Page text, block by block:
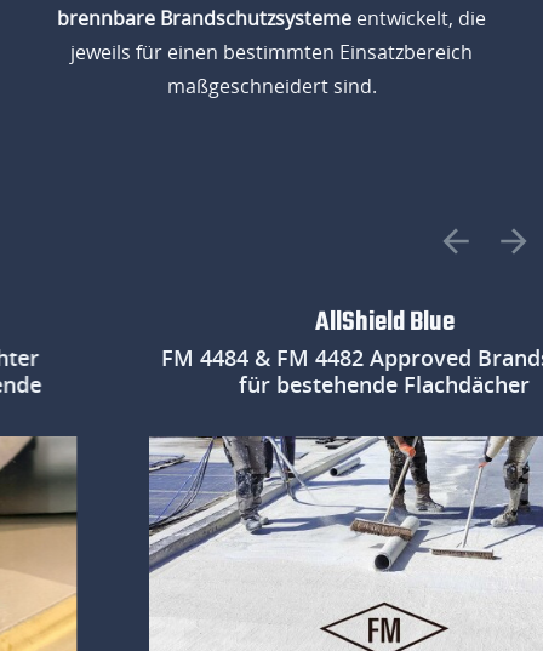
brennbare Brandschutzsysteme entwickelt, die
jeweils für einen bestimmten Einsatzbereich
maßgeschneidert sind.
AllShield Blue
FM 4484 & FM 4482 Approved Brandschutz
für bestehende Flachdächer